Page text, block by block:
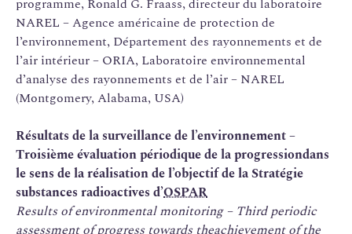
programme, Ronald G. Fraass, directeur du laboratoire
NAREL – Agence américaine de protection de
l’environnement, Département des rayonnements et de
l’air intérieur – ORIA, Laboratoire environnemental
d’analyse des rayonnements et de l’air – NAREL
(Montgomery, Alabama, USA)
Résultats de la surveillance de l’environnement –
Troisième évaluation périodique de la progressiondans
le sens de la réalisation de l’objectif de la Stratégie
substances radioactives d’OSPAR
Results of environmental monitoring – Third periodic
assessment of progress towards theachievement of the